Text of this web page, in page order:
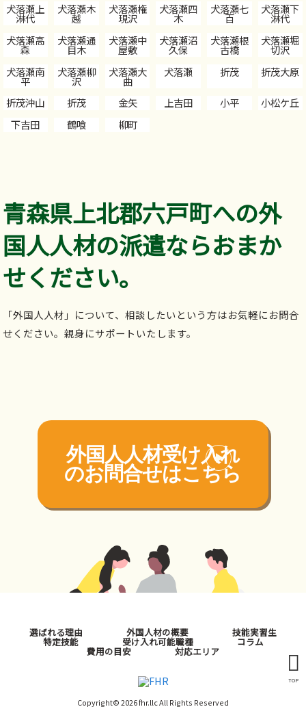
犬落瀬上
淋代
犬落瀬木
越
犬落瀬権
現沢
犬落瀬四
木
犬落瀬七
百
犬落瀬下
淋代
犬落瀬高
森
犬落瀬通
目木
犬落瀬中
屋敷
犬落瀬沼
久保
犬落瀬根
古橋
犬落瀬堀
切沢
犬落瀬南
平
犬落瀬柳
沢
犬落瀬大
曲
犬落瀬 折茂 折茂大原
折茂沖山 折茂 金矢 上吉田 小平
小松ケ丘
下吉田
鶴喰 柳町
青森県上北郡六戸町への外
国人人材の派遣ならおまか
せください。
「外国人人材」について、相談したいという方はお気軽にお問合
せください。親身にサポートいたします。
外国人人材受け入れ
のお問合せはこちら
TOP
選ばれる理由 外国人材の概要 技能実習生
特定技能 受け入れ可能職種 コラム
費用の目安 対応エリア
Copyright© 2026 fhr.llc All Rights Reserved